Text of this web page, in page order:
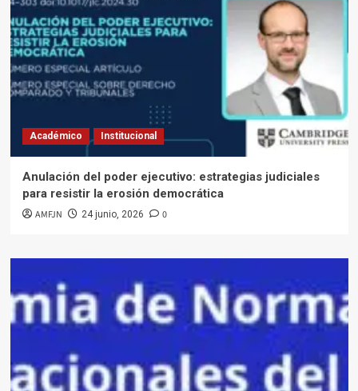
Académico Institucional
Anulación del poder ejecutivo: estrategias judiciales
para resistir la erosión democrática
AMFJN 24 junio, 2026 0